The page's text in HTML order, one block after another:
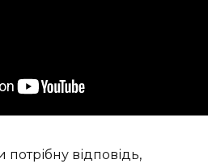
відповідь,